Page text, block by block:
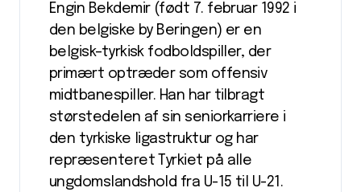
Engin Bekdemir (født 7. februar 1992 i
den belgiske by Beringen) er en
belgisk–tyrkisk fodboldspiller, der
primært optræder som offensiv
midtbanespiller. Han har tilbragt
størstedelen af sin seniorkarriere i
den tyrkiske ligastruktur og har
repræsenteret Tyrkiet på alle
ungdomslandshold fra U-15 til U-21.